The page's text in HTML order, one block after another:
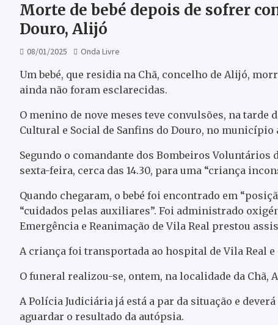
Morte de bebé depois de sofrer
Douro, Alijó
08/01/2025 Onda Livre
Um bebé, que residia na Chã, concelho de Alijó,
ainda não foram esclarecidas.
O menino de nove meses teve convulsões, na tarde
Cultural e Social de Sanfins do Douro, no município
Segundo o comandante dos Bombeiros Voluntários
sexta-feira, cerca das 14.30, para uma “criança
Quando chegaram, o bebé foi encontrado em
“cuidados pelas auxiliares”. Foi administrado
Emergência e Reanimação de Vila Real prestou
A criança foi transportada ao hospital de Vila Real
O funeral realizou-se, ontem, na localidade da Chã,
A Polícia Judiciária já está a par da situação e
aguardar o resultado da autópsia.